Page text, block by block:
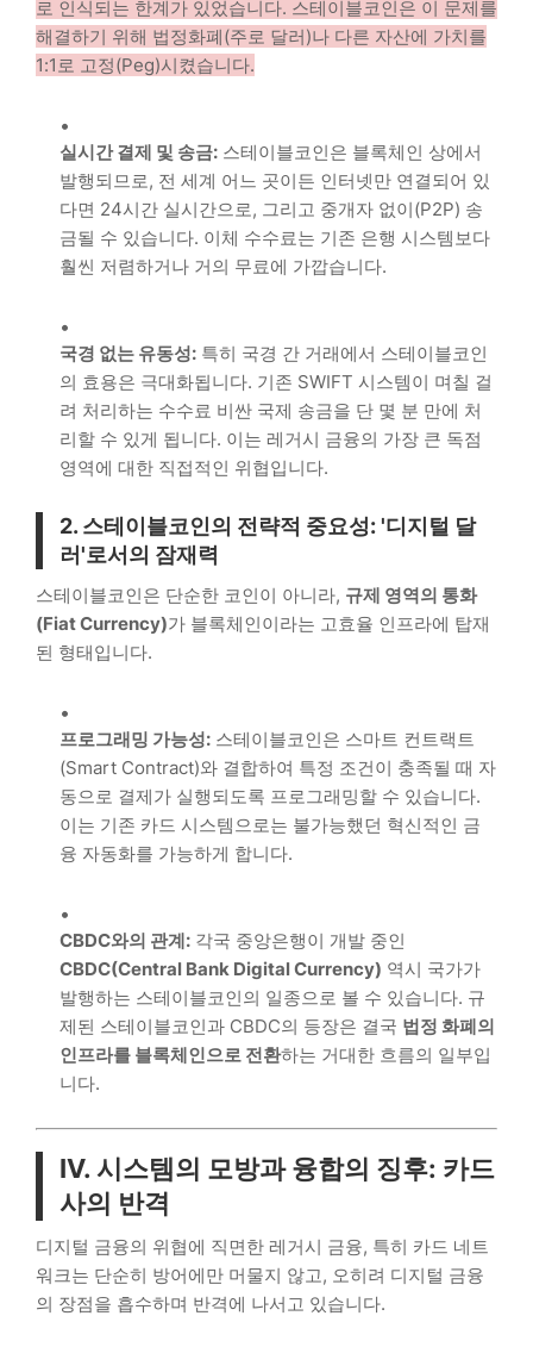
로 인식되는 한계가 있었습니다. 스테이블코인은 이 문제를
해결하기 위해 법정화폐(주로 달러)나 다른 자산에 가치를
1:1로 고정(Peg)시켰습니다.
실시간 결제 및 송금: 스테이블코인은 블록체인 상에서
발행되므로, 전 세계 어느 곳이든 인터넷만 연결되어 있
다면 24시간 실시간으로, 그리고 중개자 없이(P2P) 송
금될 수 있습니다. 이체 수수료는 기존 은행 시스템보다
훨씬 저렴하거나 거의 무료에 가깝습니다.
국경 없는 유동성: 특히 국경 간 거래에서 스테이블코인
의 효용은 극대화됩니다. 기존 SWIFT 시스템이 며칠 걸
려 처리하는 수수료 비싼 국제 송금을 단 몇 분 만에 처
리할 수 있게 됩니다. 이는 레거시 금융의 가장 큰 독점
영역에 대한 직접적인 위협입니다.
2. 스테이블코인의 전략적 중요성: '디지털 달
러'로서의 잠재력
스테이블코인은 단순한 코인이 아니라, 규제 영역의 통화
(Fiat Currency)가 블록체인이라는 고효율 인프라에 탑재
된 형태입니다.
프로그래밍 가능성: 스테이블코인은 스마트 컨트랙트
(Smart Contract)와 결합하여 특정 조건이 충족될 때 자
동으로 결제가 실행되도록 프로그래밍할 수 있습니다.
이는 기존 카드 시스템으로는 불가능했던 혁신적인 금
융 자동화를 가능하게 합니다.
CBDC와의 관계: 각국 중앙은행이 개발 중인
CBDC(Central Bank Digital Currency) 역시 국가가
발행하는 스테이블코인의 일종으로 볼 수 있습니다. 규
제된 스테이블코인과 CBDC의 등장은 결국 법정 화폐의
인프라를 블록체인으로 전환하는 거대한 흐름의 일부입
니다.
IV. 시스템의 모방과 융합의 징후: 카드
사의 반격
디지털 금융의 위협에 직면한 레거시 금융, 특히 카드 네트
워크는 단순히 방어에만 머물지 않고, 오히려 디지털 금융
의 장점을 흡수하며 반격에 나서고 있습니다.